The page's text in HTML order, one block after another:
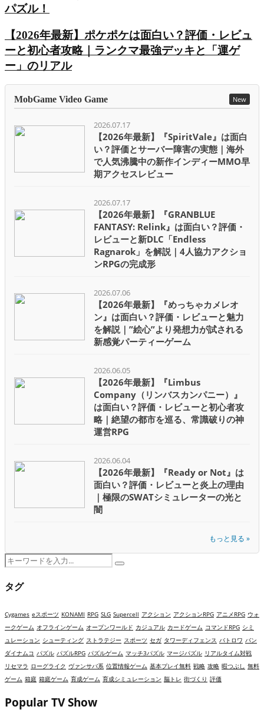
パズル！
【2026年最新】ポケポケは面白い？評価・レビュ
ーと初心者攻略｜ランクマ最強デッキと「運ゲ
ー」のリアル
MobGame Video Game New
2026.07.17
【2026年最新】『SpiritVale』は面白
い？評価とサーバー障害の実態｜海外
で人気沸騰中の新作インディーMMO早
期アクセスレビュー
2026.07.17
【2026年最新】『GRANBLUE
FANTASY: Relink』は面白い？評価・
レビューと新DLC「Endless
Ragnarok」を解説｜4人協力アクショ
ンRPGの完成形
2026.07.06
【2026年最新】『めっちゃカメレオ
ン』は面白い？評価・レビューと魅力
を解説｜”絵心”より発想力が試される
新感覚パーティーゲーム
2026.06.05
【2026年最新】『Limbus
Company（リンバスカンパニー）』
は面白い？評価・レビューと初心者攻
略｜絶望の都市を巡る、常識破りの神
運営RPG
2026.06.04
【2026年最新】『Ready or Not』は
面白い？評価・レビューと炎上の理由
｜極限のSWATシミュレーターの光と
闇
もっと見る »
Search
Search
タグ
Cygames eスポーツ KONAMI RPG SLG Supercell アクション アクションRPG アニメRPG ウォ
ークゲーム オフラインゲーム オープンワールド カジュアル カードゲーム コマンドRPG シミ
ュレーション シューティング ストラテジー スポーツ セガ タワーディフェンス バトロワ バン
ダイナムコ パズル パズルRPG パズルゲーム マッチ3パズル マージパズル リアルタイム対戦
リセマラ ローグライク ヴァンサバ系 位置情報ゲーム 基本プレイ無料 戦略 攻略 暇つぶし 無料
ゲーム 箱庭 箱庭ゲーム 育成ゲーム 育成シミュレーション 脳トレ 街づくり 評価
Popular TV Show